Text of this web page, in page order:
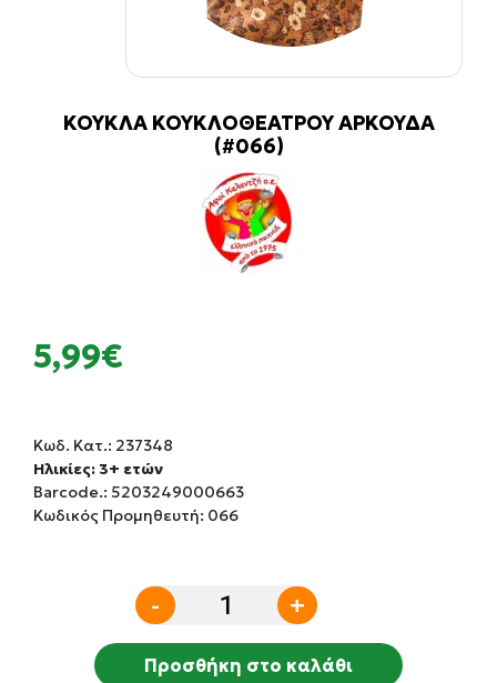
ΚΟΥΚΛΑ ΚΟΥΚΛΟΘΕΑΤΡΟΥ ΑΡΚΟΥΔΑ
(#066)
5,99€
Κωδ. Κατ.: 237348
Ηλικίες: 3+ ετών
Barcode.: 5203249000663
Κωδικός Προμηθευτή: 066
- +
Προσθήκη στο καλάθι